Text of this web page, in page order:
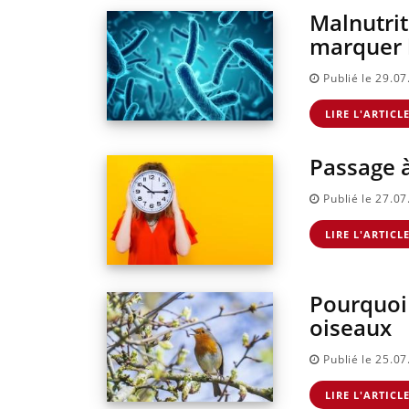
marquer
Publié le
LIRE L'ARTICLE
Passage
Publié le
LIRE L'ARTICLE
oiseaux
Publié le
LIRE L'ARTICLE